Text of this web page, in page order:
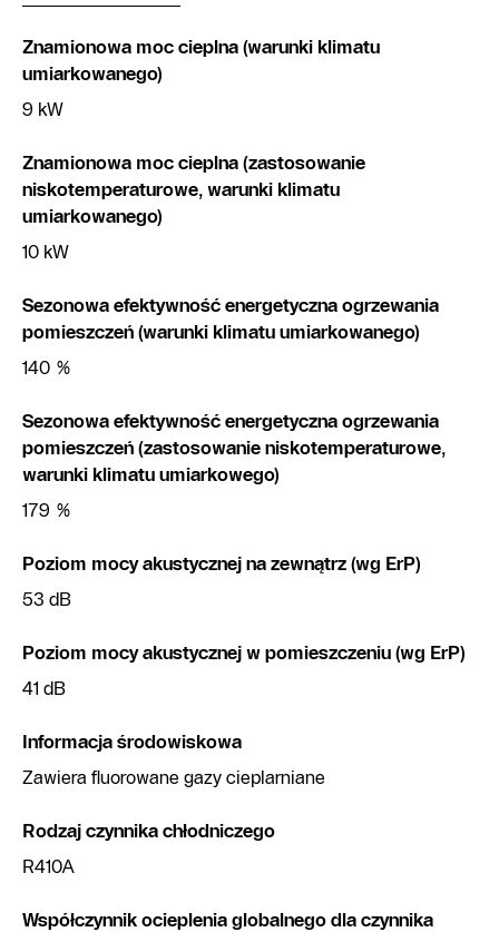
Znamionowa moc cieplna (warunki klimatu
umiarkowanego)
9 kW
Znamionowa moc cieplna (zastosowanie
niskotemperaturowe, warunki klimatu
umiarkowanego)
10 kW
Sezonowa efektywność energetyczna ogrzewania
pomieszczeń (warunki klimatu umiarkowanego)
140 %
Sezonowa efektywność energetyczna ogrzewania
pomieszczeń (zastosowanie niskotemperaturowe,
warunki klimatu umiarkowego)
179 %
Poziom mocy akustycznej na zewnątrz (wg ErP)
53 dB
Poziom mocy akustycznej w pomieszczeniu (wg ErP)
41 dB
Informacja środowiskowa
Zawiera fluorowane gazy cieplarniane
Rodzaj czynnika chłodniczego
R410A
Współczynnik ocieplenia globalnego dla czynnika